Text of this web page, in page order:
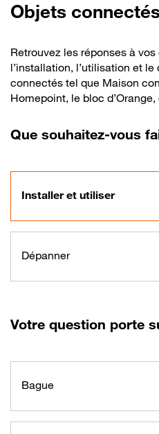
Objets
Retrouvez les réponses à
l’installation, l’utilisation et
connectés tel que Maison
Homepoint, le bloc d’Orange,
Que souhaitez-vous
Installer et utiliser
Dépanner
Votre question porte
Bague